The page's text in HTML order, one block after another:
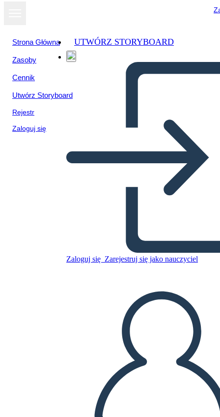
Strona Główna
Zasoby
Cennik
Utwórz Storyboard
Rejestr
Zaloguj się
UTWÓRZ STORYBOARD
Zaloguj się Zarejestruj się jako nauczyciel
Skopiuj tę scenorys
STWÓRZ SCENORYS
PRZECZYTAJ MI
Wyświetl jako
pokaz slajdów